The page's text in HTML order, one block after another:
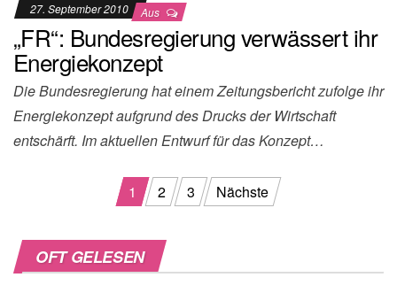
27. September 2010 Aus
„FR“: Bundesregierung verwässert ihr
Energiekonzept
Die Bundesregierung hat einem Zeitungsbericht zufolge ihr
Energiekonzept aufgrund des Drucks der Wirtschaft
entschärft. Im aktuellen Entwurf für das Konzept…
Beitragsnavigation
1 2 3 Nächste
OFT GELESEN